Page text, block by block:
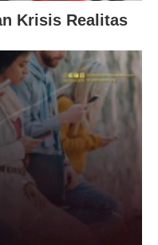
Krisis Realitas